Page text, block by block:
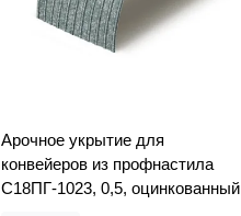
Арочное укрытие для
конвейеров из профнастила
С18ПГ-1023, 0,5, оцинкованный